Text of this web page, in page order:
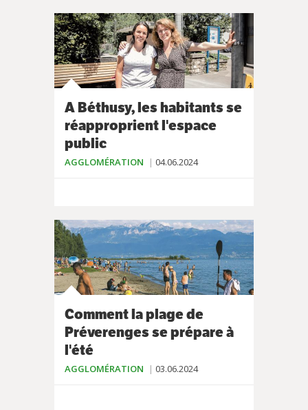
A Béthusy, les habitants se
réapproprient l'espace
public
AGGLOMÉRATION 04.06.2024
Comment la plage de
Préverenges se prépare à
l'été
AGGLOMÉRATION 03.06.2024